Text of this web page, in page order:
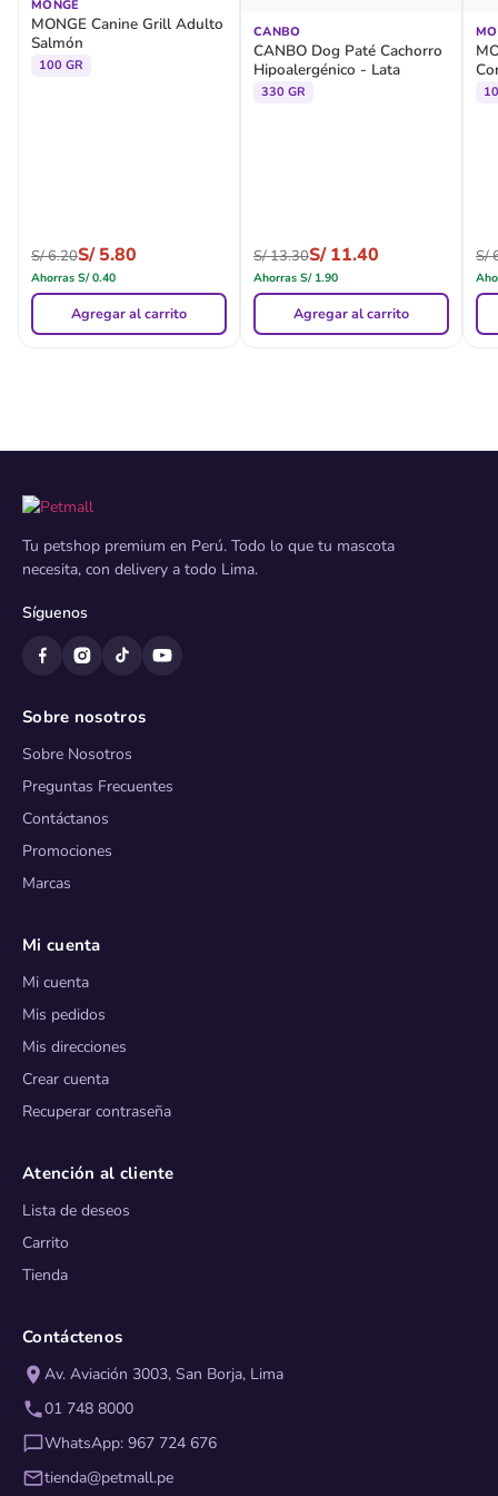
MONGE
MONGE Canine Grill Adulto
Salmón
100 GR
S/6.20S/5.80
Ahorras S/0.40
Agregar al carrito
CANBO
CANBO Dog Paté Cachorro
Hipoalergénico - Lata
330 GR
S/13.30S/11.40
Ahorras S/1.90
Agregar al carrito
S/
Tu petshop premium en Perú. Todo lo que tu mascota
necesita, con delivery a todo Lima.
Síguenos
Sobre nosotros
Sobre Nosotros
Preguntas Frecuentes
Contáctanos
Promociones
Marcas
Mi cuenta
Mi cuenta
Mis pedidos
Mis direcciones
Crear cuenta
Recuperar contraseña
Atención al cliente
Lista de deseos
Carrito
Tienda
Contáctenos
Av. Aviación 3003, San Borja, Lima
01 748 8000
WhatsApp: 967 724 676
tienda@petmall.pe